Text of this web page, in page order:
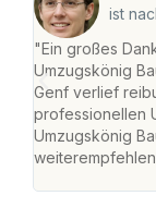
ist
"Ein großes
Umzugskönig
Genf verlief
professionellen
Umzugskönig